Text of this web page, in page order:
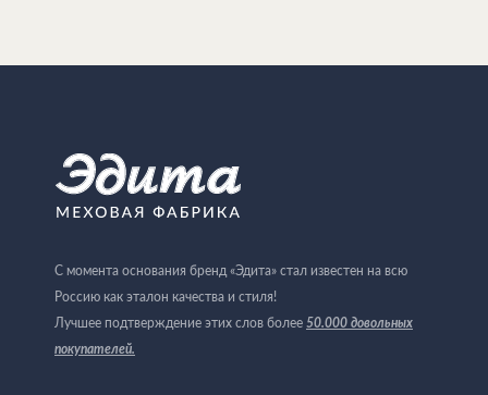
С момента основания бренд «Эдита» стал известен на всю
Россию как эталон качества и стиля!
Лучшее подтверждение этих слов более 50.000 довольных
покупателей.